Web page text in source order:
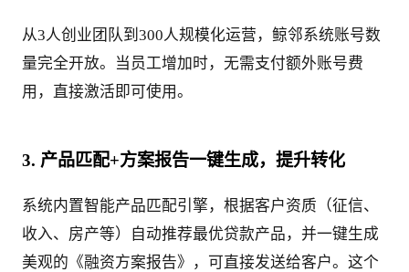
从3人创业团队到300人规模化运营，鲸邻系统账号数
量完全开放。当员工增加时，无需支付额外账号费
用，直接激活即可使用。
3. 产品匹配+方案报告一键生成，提升转化
系统内置智能产品匹配引擎，根据客户资质（征信、
收入、房产等）自动推荐最优贷款产品，并一键生成
美观的《融资方案报告》，可直接发送给客户。这个